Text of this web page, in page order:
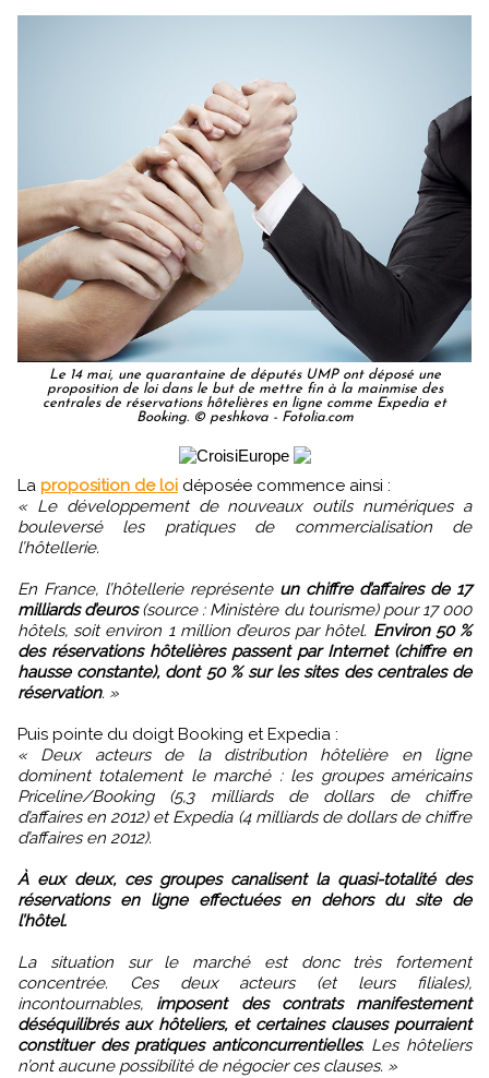
Le 14 mai, une quarantaine de députés UMP ont déposé une
proposition de loi dans le but de mettre fin à la mainmise des
centrales de réservations hôtelières en ligne comme Expedia et
Booking. © peshkova - Fotolia.com
La proposition de loi déposée commence ainsi :
« Le développement de nouveaux outils numériques a
bouleversé les pratiques de commercialisation de
l’hôtellerie.
En France, l’hôtellerie représenteun chiffre d’affaires de 17
milliards d’euros(source : Ministère du tourisme) pour 17 000
hôtels, soit environ 1 million d’euros par hôtel. Environ 50 %
des réservations hôtelières passent par Internet (chiffre en
hausse constante), dont 50 % sur les sites des centrales de
réservation. »
Puis pointe du doigt Booking et Expedia :
« Deux acteurs de la distribution hôtelière en ligne
dominent totalement le marché : les groupes américains
Priceline/Booking (5,3 milliards de dollars de chiffre
d’affaires en 2012) et Expedia (4 milliards de dollars de chiffre
d’affaires en 2012).
À eux deux, ces groupes canalisent la quasi-totalité des
réservations en ligne effectuées en dehors du site de
l’hôtel.
La situation sur le marché est donc très fortement
concentrée. Ces deux acteurs (et leurs filiales),
incontournables, imposent des contrats manifestement
déséquilibrés aux hôteliers, et certaines clauses pourraient
constituer des pratiques anticoncurrentielles. Les hôteliers
n’ont aucune possibilité de négocier ces clauses. »